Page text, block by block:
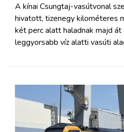
A kínai Csungtaj-vasútvonal
hivatott, tizenegy kilométeres
két perc alatt haladnak majd át
leggyorsabb víz alatti vasúti